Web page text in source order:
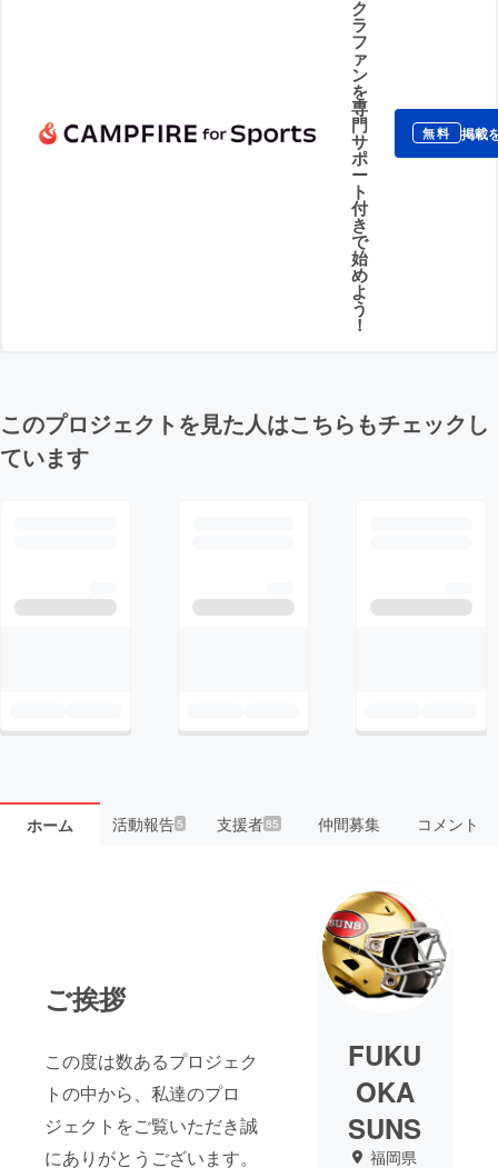
ク
ラ
フ
ァ
ン
を
専
門
サ
ポ
ー
ト
付
き
で
始
め
よ
う
！
無料 掲載
このプロジェクトを見た人はこちらもチェックし
ています
ホーム 活動報告5 支援者85 仲間募集 コメント
ご挨拶
この度は数あるプロジェク
トの中から、私達のプロ
ジェクトをご覧いただき誠
にありがとうございます。
FUKU
OKA
SUNS
福岡県